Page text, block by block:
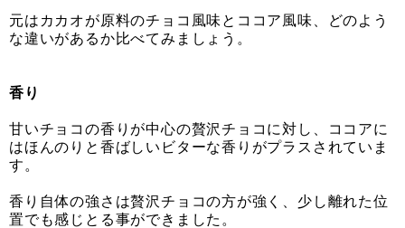
元はカカオが原料のチョコ風味とココア風味、どのよう
な違いがあるか比べてみましょう。
香り
甘いチョコの香りが中心の贅沢チョコに対し、ココアに
はほんのりと香ばしいビターな香りがプラスされていま
す。
香り自体の強さは贅沢チョコの方が強く、少し離れた位
置でも感じとる事ができました。